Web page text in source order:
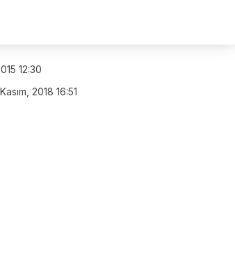
12:30
2018 16:51